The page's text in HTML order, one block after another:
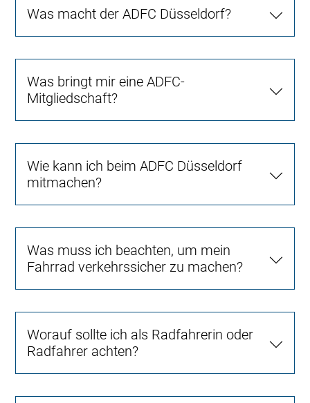
Was macht der ADFC Düsseldorf?
Was bringt mir eine ADFC-
Mitgliedschaft?
Wie kann ich beim ADFC Düsseldorf
mitmachen?
Was muss ich beachten, um mein
Fahrrad verkehrssicher zu machen?
Worauf sollte ich als Radfahrerin oder
Radfahrer achten?